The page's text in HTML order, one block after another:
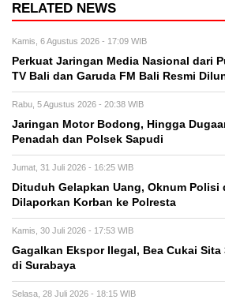
RELATED NEWS
Kamis, 6 Agustus 2026 - 17:09 WIB
Perkuat Jaringan Media Nasional dari
TV Bali dan Garuda FM Bali Resmi
Rabu, 5 Agustus 2026 - 20:38 WIB
Jaringan Motor Bodong, Hingga
Penadah dan Polsek Sapudi
Jumat, 31 Juli 2026 - 16:25 WIB
Dituduh Gelapkan Uang, Oknum Polisi
Dilaporkan Korban ke Polresta
Kamis, 30 Juli 2026 - 17:53 WIB
Gagalkan Ekspor Ilegal, Bea Cukai Sita
di Surabaya
Selasa, 28 Juli 2026 - 18:15 WIB